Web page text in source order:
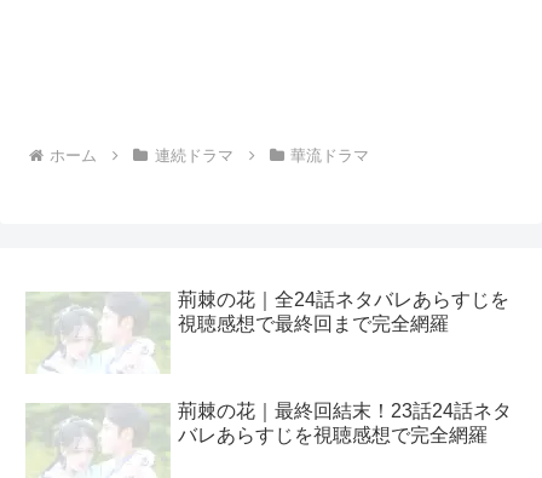
ホーム 連続ドラマ 華流ドラマ
荊棘の花｜全24話ネタバレあらすじを
視聴感想で最終回まで完全網羅
荊棘の花｜最終回結末！23話24話ネタ
バレあらすじを視聴感想で完全網羅